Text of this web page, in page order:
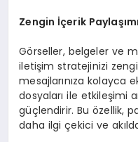
Zengin İçerik Paylaşımı
Görseller, belgeler ve
iletişim stratejinizi
mesajlarınıza kolayca
dosyaları ile etkileşimi
güçlendirir. Bu özellik,
daha ilgi çekici ve